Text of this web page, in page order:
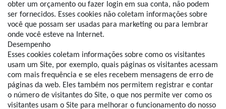
obter um orçamento ou fazer login em sua conta, não podem
ser fornecidos. Esses cookies não coletam informações sobre
você que possam ser usadas para marketing ou para lembrar
onde você esteve na Internet.
Desempenho
Esses cookies coletam informações sobre como os visitantes
usam um Site, por exemplo, quais páginas os visitantes acessam
com mais frequência e se eles recebem mensagens de erro de
páginas da web. Eles também nos permitem registrar e contar
o número de visitantes do Site, o que nos permite ver como os
visitantes usam o Site para melhorar o funcionamento do nosso